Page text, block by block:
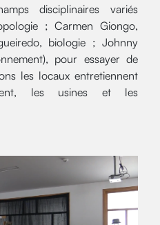
disciplinaires variés
; Carmen Giongo,
biologie ; Johnny
pour essayer de
les locaux entretiennent
les usines et les